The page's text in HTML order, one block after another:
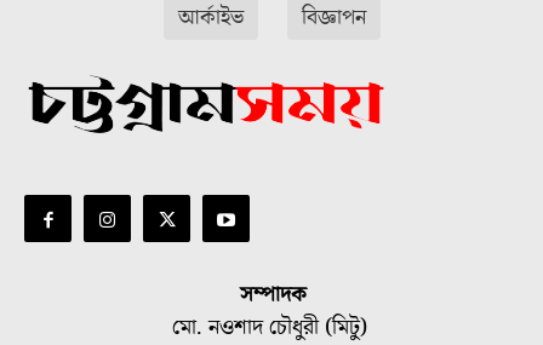
আর্কাইভ
বিজ্ঞাপন
সম্পাদক
মো. নওশাদ চৌধুরী (মিটু)